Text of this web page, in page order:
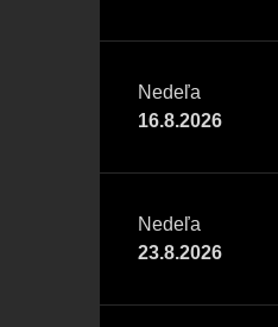
Nedeľa
16.8.2026
Nedeľa
23.8.2026